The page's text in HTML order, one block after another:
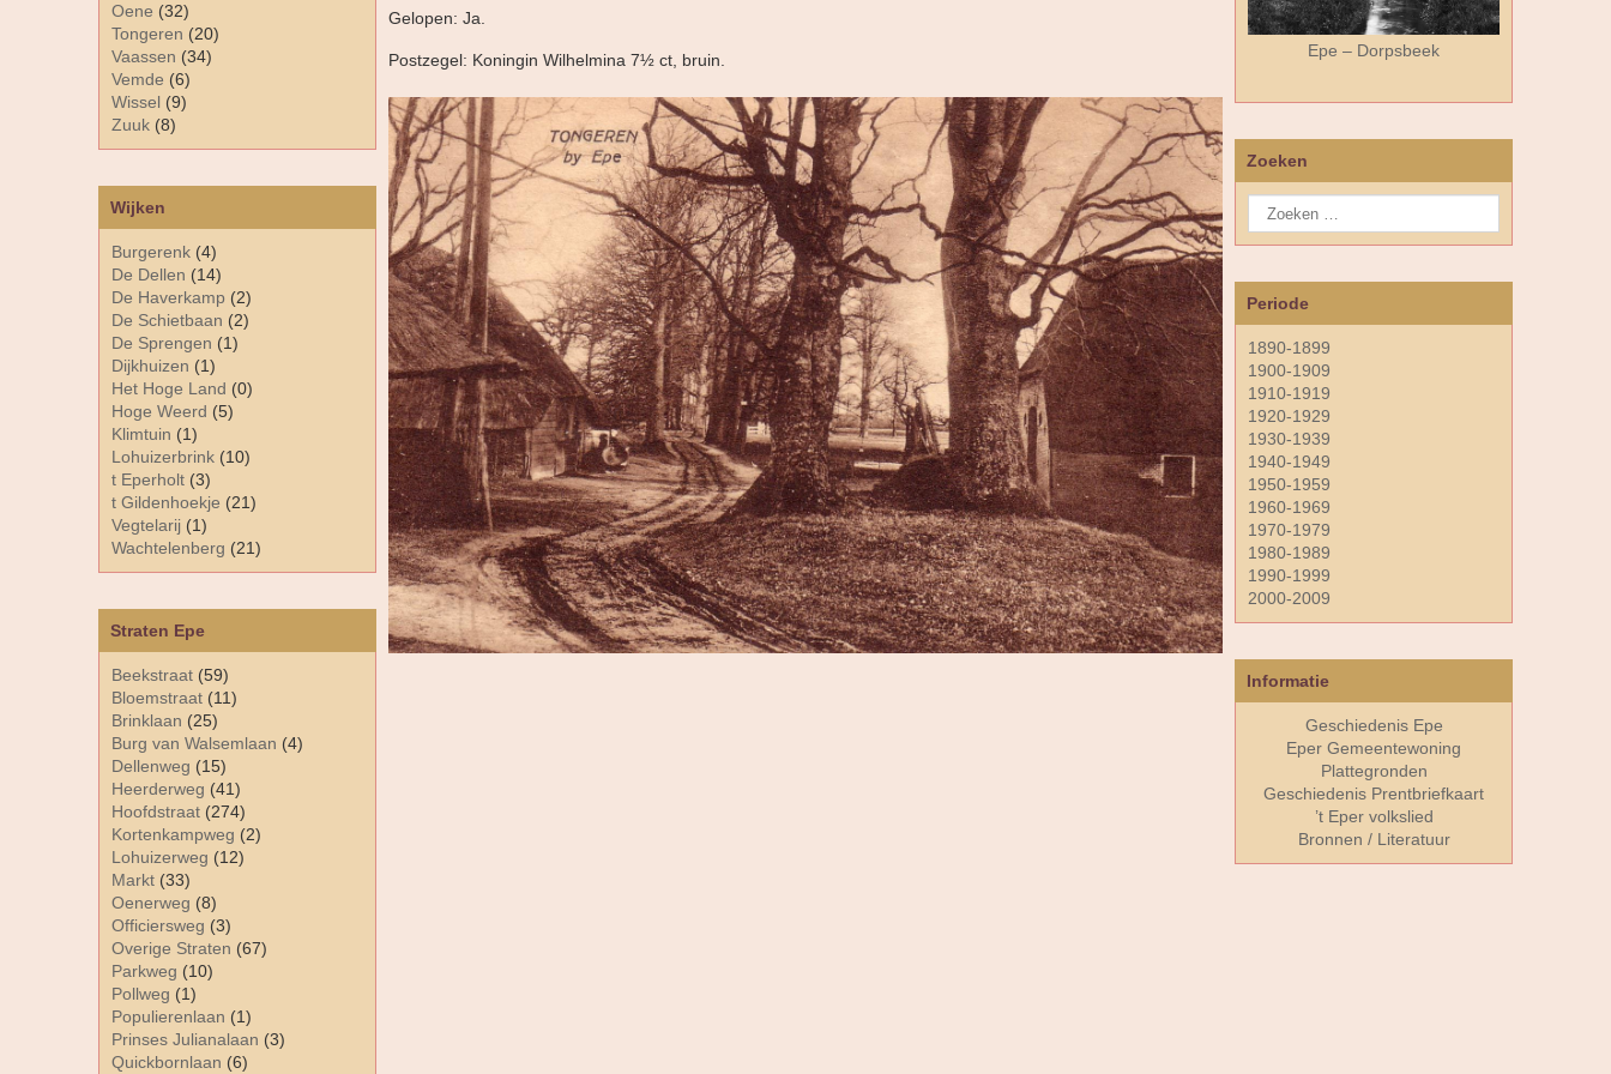
Oene (32)
Tongeren (20)
Vaassen (34)
Vemde (6)
Wissel (9)
Zuuk (8)
Straten Epe
Beekstraat (59)
Bloemstraat (11)
Brinklaan (25)
Burg van Walsemlaan (4)
Dellenweg (15)
Heerderweg (41)
Hoofdstraat (274)
Kortenkampweg (2)
Lohuizerweg (12)
Markt (33)
Oenerweg (8)
Officiersweg (3)
Overige Straten (67)
Parkweg (10)
Pollweg (1)
Populierenlaan (1)
Prinses Julianalaan (3)
Quickbornlaan (6)
Wijken
Burgerenk (4)
De Dellen (14)
De Haverkamp (2)
De Schietbaan (2)
De Sprengen (1)
Dijkhuizen (1)
Het Hoge Land (0)
Hoge Weerd (5)
Klimtuin (1)
Lohuizerbrink (10)
t Eperholt (3)
t Gildenhoekje (21)
Vegtelarij (1)
Wachtelenberg (21)
Gelopen: Ja.
Postzegel: Koningin Wilhelmina 7½ ct, bruin. Epe – Dorpsbeek
Zoeken
Periode
1890-1899
1900-1909
1910-1919
1920-1929
1930-1939
1940-1949
1950-1959
1960-1969
1970-1979
1980-1989
1990-1999
2000-2009
Informatie
Geschiedenis Epe
Eper Gemeentewoning
Plattegronden
Geschiedenis Prentbriefkaart
’t Eper volkslied
Bronnen / Literatuur